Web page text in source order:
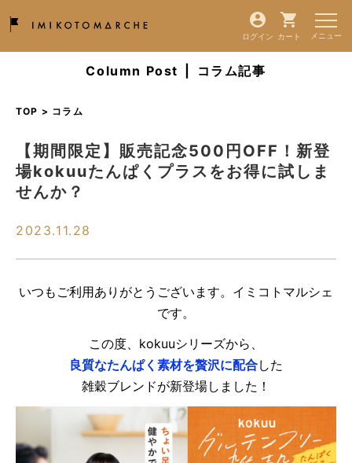
ログイン カート
Column Post コラム記事
TOP > コラム
【期間限定】販売記念500円OFF！新登
場kokuuたんぱくプラスをお得に試しま
せんか？
2023.11.28
いつもご利用ありがとうございます。イミコトマルシェ
です。
この度、kokuuシリーズから、
良質なたんぱく素材を贅沢に配合した
雑穀ブレンドが新登場しました！